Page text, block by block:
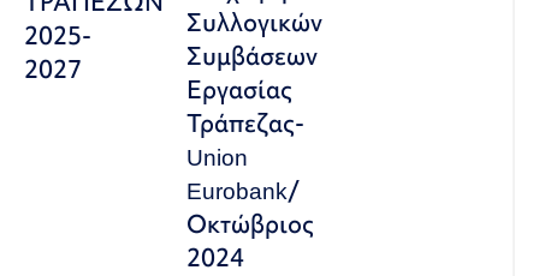
2025-
2027
Συλλογικών
Συμβάσεων
Εργασίας
Τράπεζας-
Union
Eurobank/
Οκτώβριος
2024